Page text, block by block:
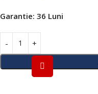
Garantie: 36 Luni